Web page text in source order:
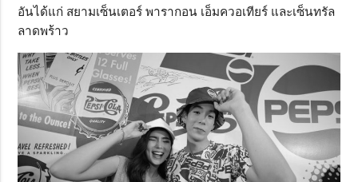
อันได้แก่ สยามเซ็นเตอร์ พารากอน เอ็มควอเทียร์ และเซ็นทรัล
ลาดพร้าว